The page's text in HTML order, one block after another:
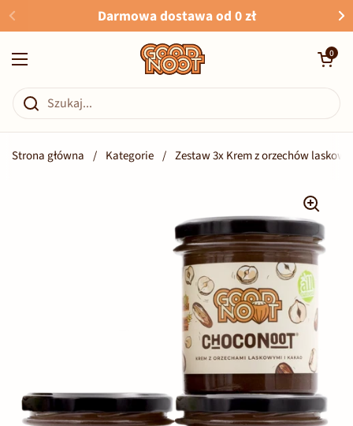
Przejdź do zawartościDarmowa dostawa od 0 zł
Otwórz menu
Otwórz
0
Strona główna / Kategorie / Zestaw 3x Krem z orzechów